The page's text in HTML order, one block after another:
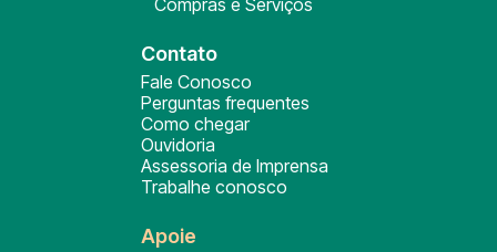
Compras e Serviços
Contato
Fale Conosco
Perguntas frequentes
Como chegar
Ouvidoria
Assessoria de Imprensa
Trabalhe conosco
Apoie